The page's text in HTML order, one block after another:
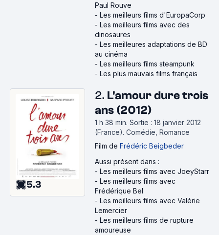
Paul Rouve
- Les meilleurs films d'EuropaCorp
- Les meilleurs films avec des
dinosaures
- Les meilleures adaptations de BD
au cinéma
- Les meilleurs films steampunk
- Les plus mauvais films français
5.3
2. L'amour dure trois
ans (2012)
1 h 38 min. Sortie : 18 janvier 2012
(France). Comédie, Romance
Film de Frédéric Beigbeder
Aussi présent dans :
- Les meilleurs films avec JoeyStarr
- Les meilleurs films avec
Frédérique Bel
- Les meilleurs films avec Valérie
Lemercier
- Les meilleurs films de rupture
amoureuse